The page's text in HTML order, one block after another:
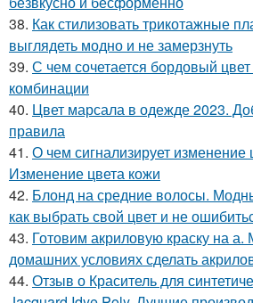
38. Как стилизовать трикотажные
выглядеть модно и не замерзнуть
39. С чем сочетается бордовый
комбинации
40. Цвет марсала в одежде 2023.
правила
41. О чем сигнализирует изменение
Изменение цвета кожи
42. Блонд на средние волосы.
как выбрать свой цвет и не
43. Готовим акриловую краску на
домашних условиях сделать
44. Отзыв о Краситель для